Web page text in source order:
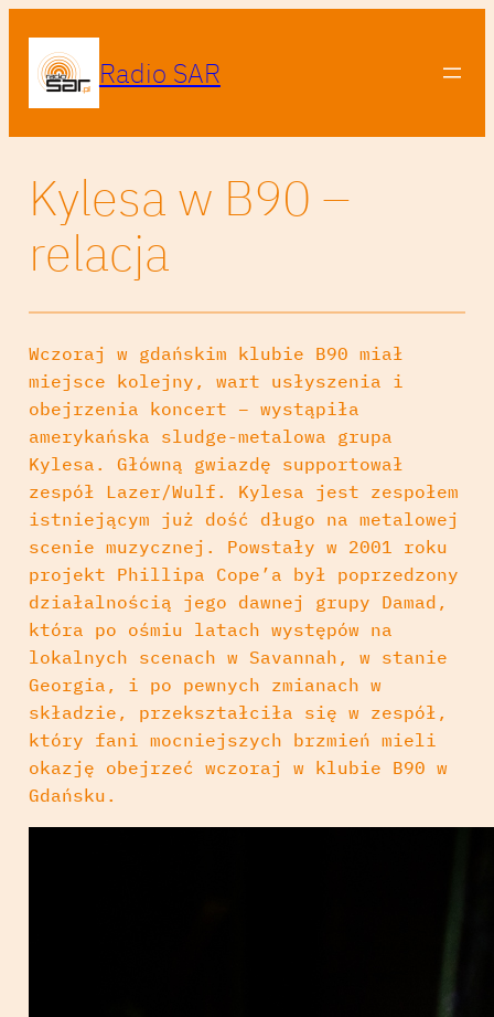
Radio SAR
Kylesa w B90 –
relacja
Wczoraj w gdańskim klubie B90 miał
miejsce kolejny, wart usłyszenia i
obejrzenia koncert – wystąpiła
amerykańska sludge-metalowa grupa
Kylesa. Główną gwiazdę supportował
zespół Lazer/Wulf. Kylesa jest zespołem
istniejącym już dość długo na metalowej
scenie muzycznej. Powstały w 2001 roku
projekt Phillipa Cope’a był poprzedzony
działalnością jego dawnej grupy Damad,
która po ośmiu latach występów na
lokalnych scenach w Savannah, w stanie
Georgia, i po pewnych zmianach w
składzie, przekształciła się w zespół,
który fani mocniejszych brzmień mieli
okazję obejrzeć wczoraj w klubie B90 w
Gdańsku.